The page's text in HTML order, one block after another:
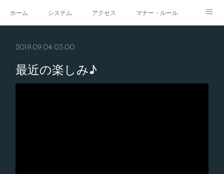
ホーム システム アクセス マナー・ルール
2019.09.04 03:00
最近の楽しみ♪